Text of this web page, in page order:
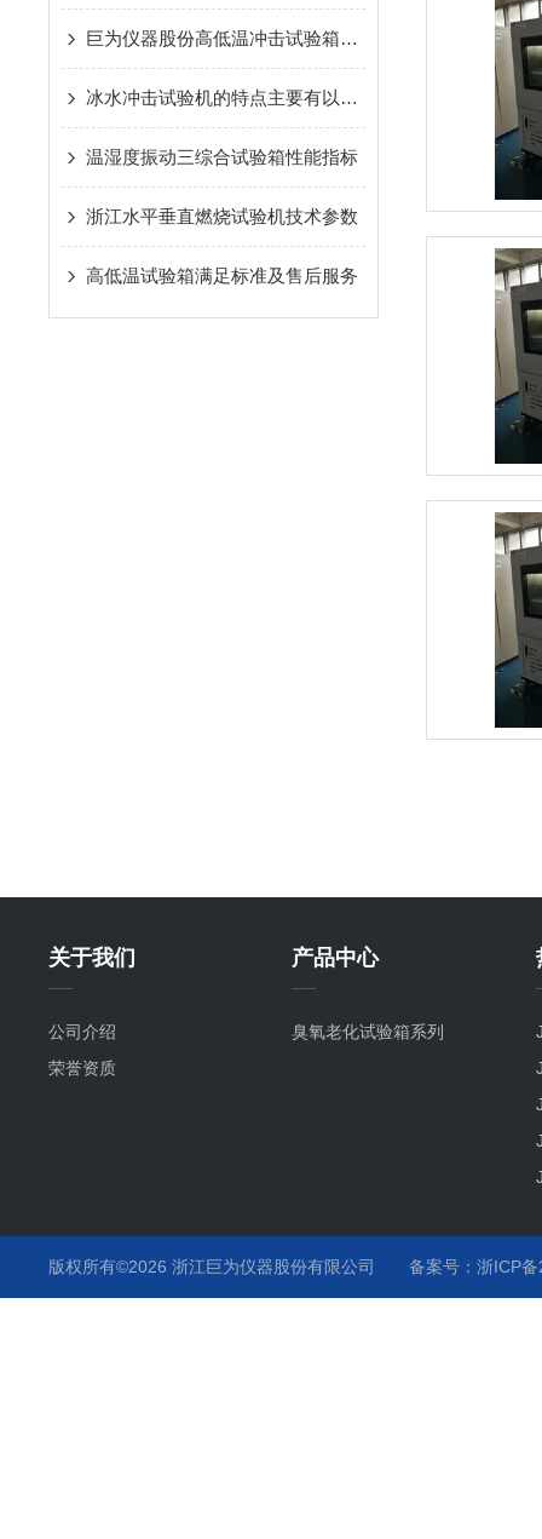
巨为仪器股份高低温冲击试验箱采用德国伟思富奇冷冻技术
冰水冲击试验机的特点主要有以下几方面
温湿度振动三综合试验箱性能指标
浙江水平垂直燃烧试验机技术参数
高低温试验箱满足标准及售后服务
关于我们
公司介绍
荣誉资质
产品中心
臭氧老化试验箱系列
版权所有©2026 浙江巨为仪器股份有限公司 备案号：浙ICP